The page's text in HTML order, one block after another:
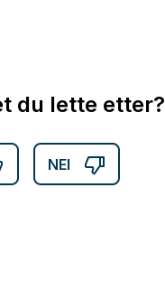
du lette etter?
NEI